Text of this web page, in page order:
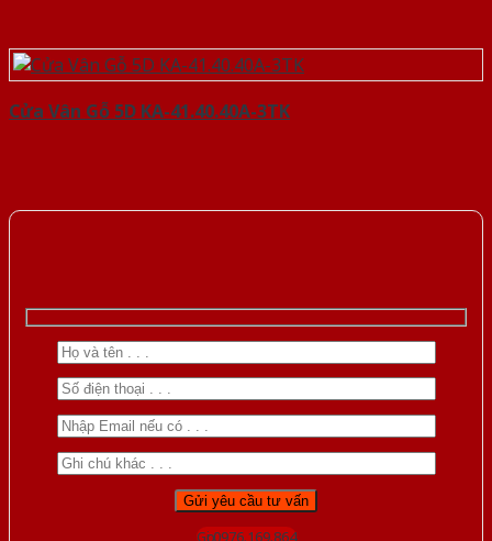
Cửa Vân Gỗ 5D KA-41.40.40A-3TK
Gọi 0976.169.864